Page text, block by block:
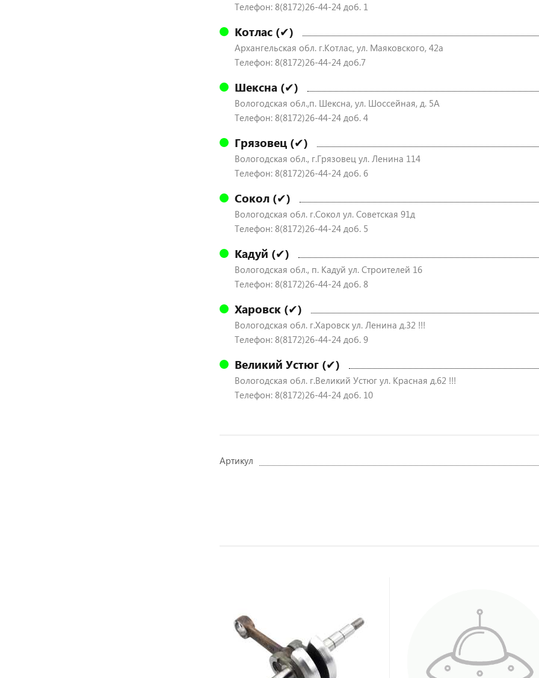
Телефон: 8(8172)26-44-24 доб. 1
Котлас (✔)
Архангельская обл. г.Котлас, ул. Маяковского, 42а
Телефон: 8(8172)26-44-24 доб.7
Шексна (✔)
Вологодская обл.,п. Шексна, ул. Шоссейная, д. 5А
Телефон: 8(8172)26-44-24 доб. 4
Грязовец (✔)
Вологодская обл., г.Грязовец ул. Ленина 114
Телефон: 8(8172)26-44-24 доб. 6
Сокол (✔)
Вологодская обл. г.Сокол ул. Советская 91д
Телефон: 8(8172)26-44-24 доб. 5
Кадуй (✔)
Вологодская обл., п. Кадуй ул. Строителей 16
Телефон: 8(8172)26-44-24 доб. 8
Харовск (✔)
Вологодская обл. г.Харовск ул. Ленина д.32 !!!
Телефон: 8(8172)26-44-24 доб. 9
Великий Устюг (✔)
Вологодская обл. г.Великий Устюг ул. Красная д.62 !!!
Телефон: 8(8172)26-44-24 доб. 10
Артикул